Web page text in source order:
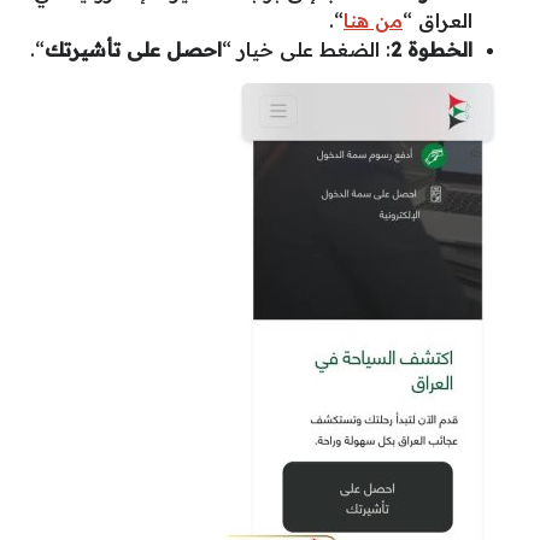
العراق “من هنا“.
الخطوة 2 : الضغط على خيار “احصل على تأشيرتك“.